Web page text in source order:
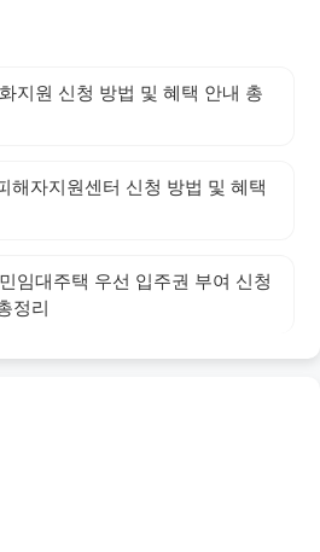
지원 신청 방법 및 혜택 안내 총
해자지원센터 신청 방법 및 혜택
임대주택 우선 입주권 부여 신청
정리